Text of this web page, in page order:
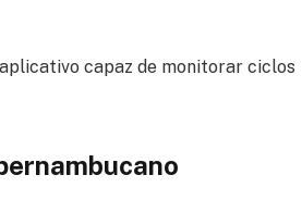
capaz de monitorar ciclos